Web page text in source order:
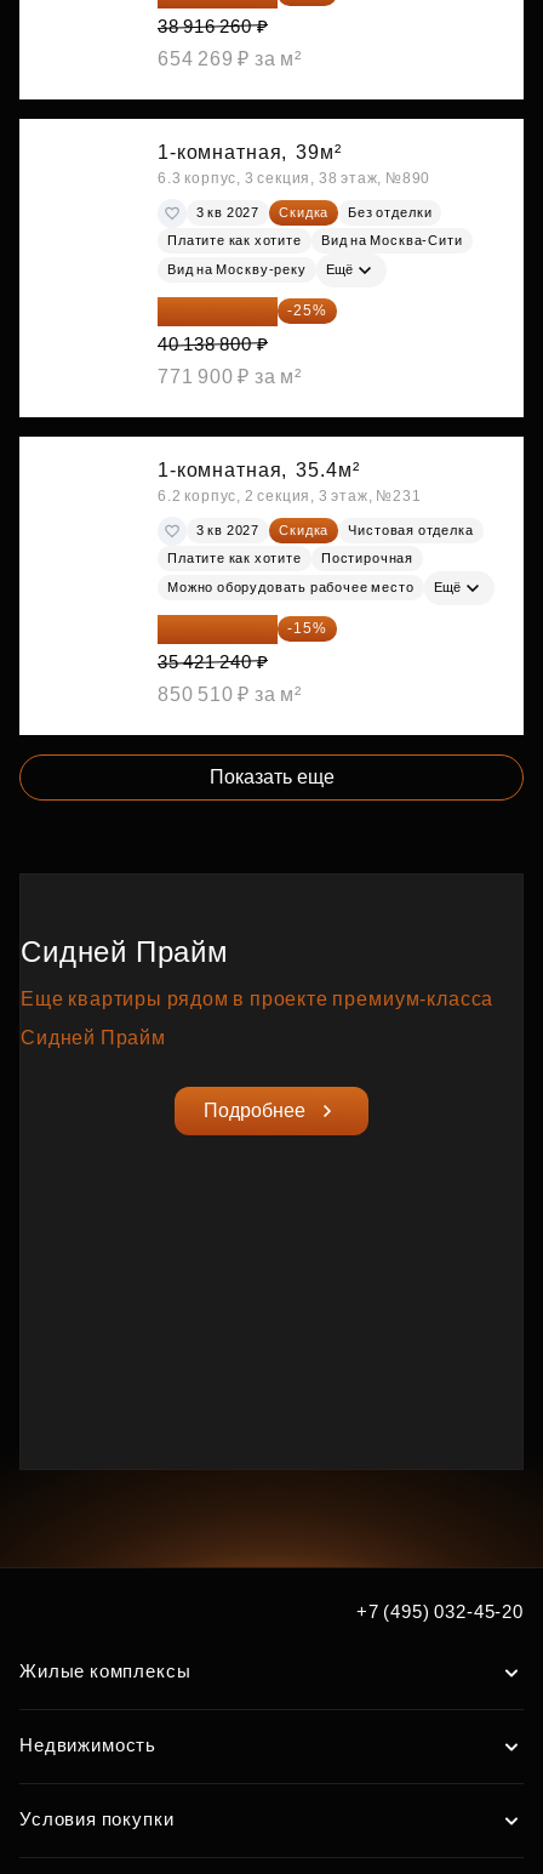
38 916 260 ₽
654 269 ₽ за м²
1-комнатная, 39м²
6.3 корпус, 3 секция, 38 этаж, №890
3 кв 2027 Скидка
Без отделки
Платите как хотите
Вид на Москва-Сити
Вид на Москву-реку Ещё
30 104 100 ₽ -25%
40 138 800 ₽
771 900 ₽ за м²
1-комнатная, 35.4м²
6.2 корпус, 2 секция, 3 этаж, №231
3 кв 2027 Скидка
Чистовая отделка
Платите как хотите
Постирочная
Можно оборудовать рабочее место Ещё
30 108 054 ₽ -15%
35 421 240 ₽
850 510 ₽ за м²
Показать еще
Сидней Прайм
Еще квартиры рядом в проекте премиум‑класса
Сидней Прайм
Подробнее
+7 (495) 032-45-20
Жилые комплексы
Недвижимость
Условия покупки